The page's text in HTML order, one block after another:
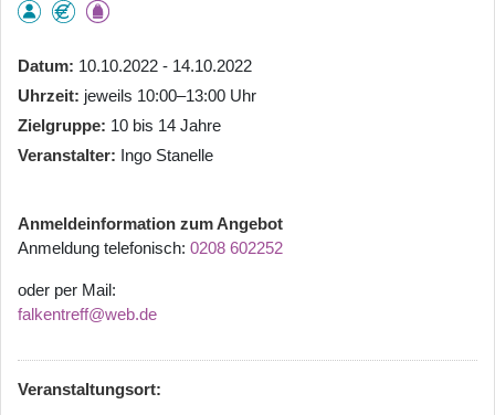
Datum 10.10.2022 - 14.10.2022
Uhrzeit jeweils 10:00–13:00 Uhr
Zielgruppe 10 bis 14 Jahre
Veranstalter Ingo Stanelle
Anmeldeinformation zum Angebot
Anmeldung telefonisch: 0208 602252
oder per Mail:
falkentreff@web.de
Veranstaltungsort: